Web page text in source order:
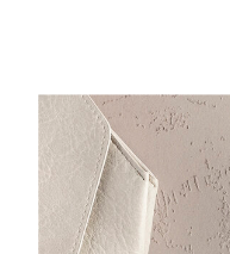
Ook als je
geen